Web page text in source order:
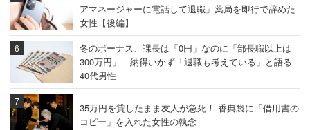
アマネージャーに電話して退職」薬局を即行で辞めた
女性【後編】
冬のボーナス、課長は「0円」なのに「部長職以上は
300万円」 納得いかず「退職も考えている」と語る
40代男性
35万円を貸したまま友人が急死！ 香典袋に「借用書の
コピー」を入れた女性の執念